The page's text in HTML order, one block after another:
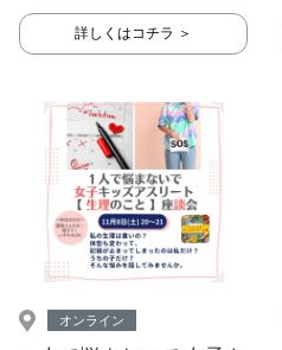
詳しくはコチラ ＞
オンライン